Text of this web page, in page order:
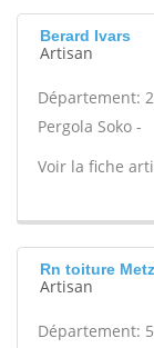
Berard Ivars
Artisan
Département:
Pergola Soko -
Voir la fiche
Rn toiture Metz
Artisan
Département: